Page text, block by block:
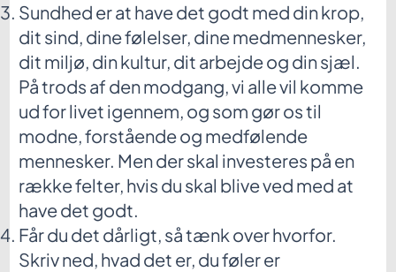
Sundhed er at have det godt med din krop,
dit sind, dine følelser, dine medmennesker,
dit miljø, din kultur, dit arbejde og din sjæl.
På trods af den modgang, vi alle vil komme
ud for livet igennem, og som gør os til
modne, forstående og medfølende
mennesker. Men der skal investeres på en
række felter, hvis du skal blive ved med at
have det godt.
Får du det dårligt, så tænk over hvorfor.
Skriv ned, hvad det er, du føler er